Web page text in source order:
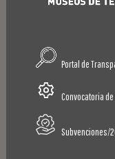
Portal de
Convocatoria
Subvenciones/